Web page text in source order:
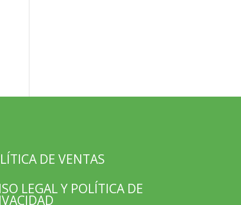
DE VENTAS
LEGAL Y POLÍTICA DE